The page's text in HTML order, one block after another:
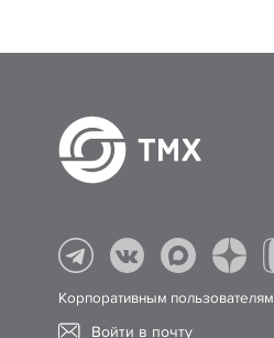
Корпоративным пользователям
Войти в почту